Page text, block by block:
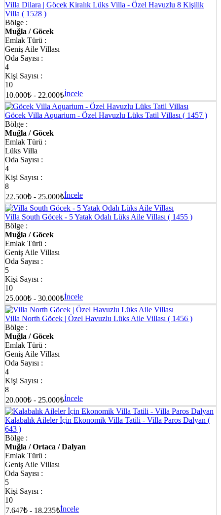
Villa Dilara | Göcek Kiralık Lüks Villa - Özel Havuzlu 8 Kişilik
Villa ( 1528 )
Bölge :
Muğla / Göcek
Emlak Türü :
Geniş Aile Villası
Oda Sayısı :
4
Kişi Sayısı :
10
10.000₺ - 22.000₺İncele
Göcek Villa Aquarium - Özel Havuzlu Lüks Tatil Villası ( 1457 )
Bölge :
Muğla / Göcek
Emlak Türü :
Lüks Villa
Oda Sayısı :
4
Kişi Sayısı :
8
22.500₺ - 25.000₺İncele
Villa South Göcek - 5 Yatak Odalı Lüks Aile Villası ( 1455 )
Bölge :
Muğla / Göcek
Emlak Türü :
Geniş Aile Villası
Oda Sayısı :
5
Kişi Sayısı :
10
25.000₺ - 30.000₺İncele
Villa North Göcek | Özel Havuzlu Lüks Aile Villası ( 1456 )
Bölge :
Muğla / Göcek
Emlak Türü :
Geniş Aile Villası
Oda Sayısı :
4
Kişi Sayısı :
8
20.000₺ - 25.000₺İncele
Kalabalık Aileler İçin Ekonomik Villa Tatili - Villa Paros Dalyan (
643 )
Bölge :
Muğla / Ortaca / Dalyan
Emlak Türü :
Geniş Aile Villası
Oda Sayısı :
5
Kişi Sayısı :
10
7.647₺ - 18.235₺İncele